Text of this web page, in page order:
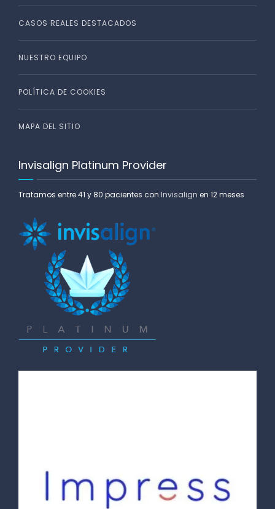
CASOS REALES DESTACADOS
NUESTRO EQUIPO
POLÍTICA DE COOKIES
MAPA DEL SITIO
Invisalign Platinum Provider
Tratamos entre 41 y 80 pacientes con Invisalign en 12 meses